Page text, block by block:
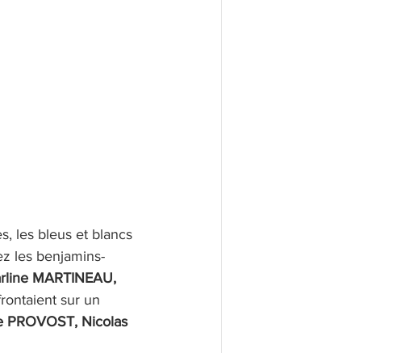
les bleus et blancs
les benjamins-
MARTINEAU,
sur un
PROVOST, Nicolas